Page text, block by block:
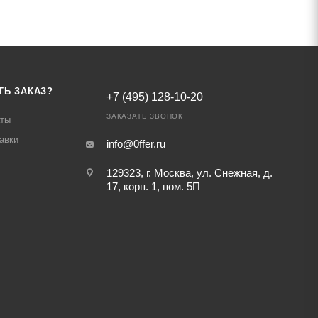
ЗАКАЗ? +7 (495) 128-10-20
ЗАКАЗАТЬ ЗВОНОК
info@0ffer.ru
129323, г. Москва, ул. Снежная, д.
17, корп. 1, пом. 5П